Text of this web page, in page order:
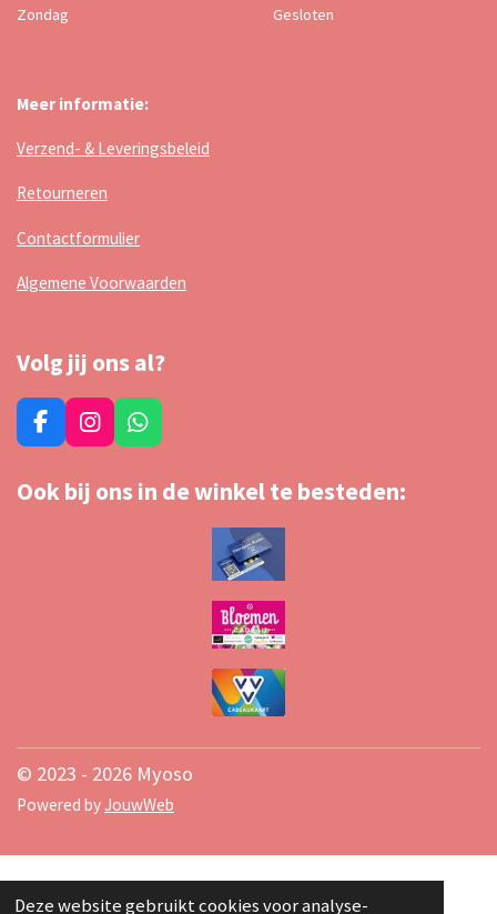
Deze website gebruikt cookies voor analyse-
Zondag
Gesloten
Meer informatie:
Verzend- & Leveringsbeleid
Retourneren
Contactformulier
Algemene Voorwaarden
Volg jij ons al?
F
a
e
I
n
t
W
h
t
Ook bij ons in de winkel te besteden:
© 2023 - 2026 Myoso
Powered byJouwWeb